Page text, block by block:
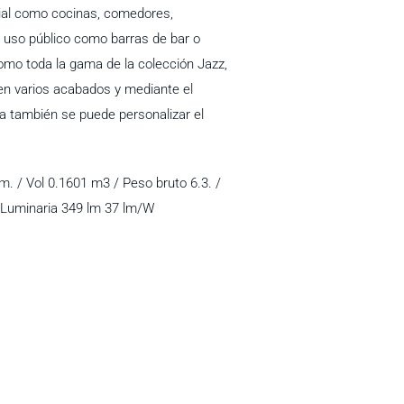
como cocinas, comedores,
público como barras de bar o
toda la gama de la colección Jazz,
varios acabados y mediante el
también se puede personalizar el
/ Vol 0.1601 m3 / Peso bruto 6.3. /
349 lm 37 lm/W